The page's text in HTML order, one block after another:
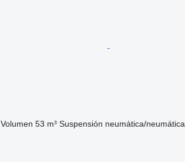
Volumen 53 m³ Suspensión neumática/neumática